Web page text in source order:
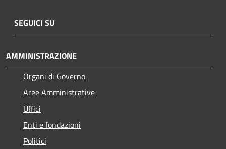
SEGUICI SU
AMMINISTRAZIONE
Organi di Governo
Aree Amministrative
Uffici
Enti e fondazioni
Politici